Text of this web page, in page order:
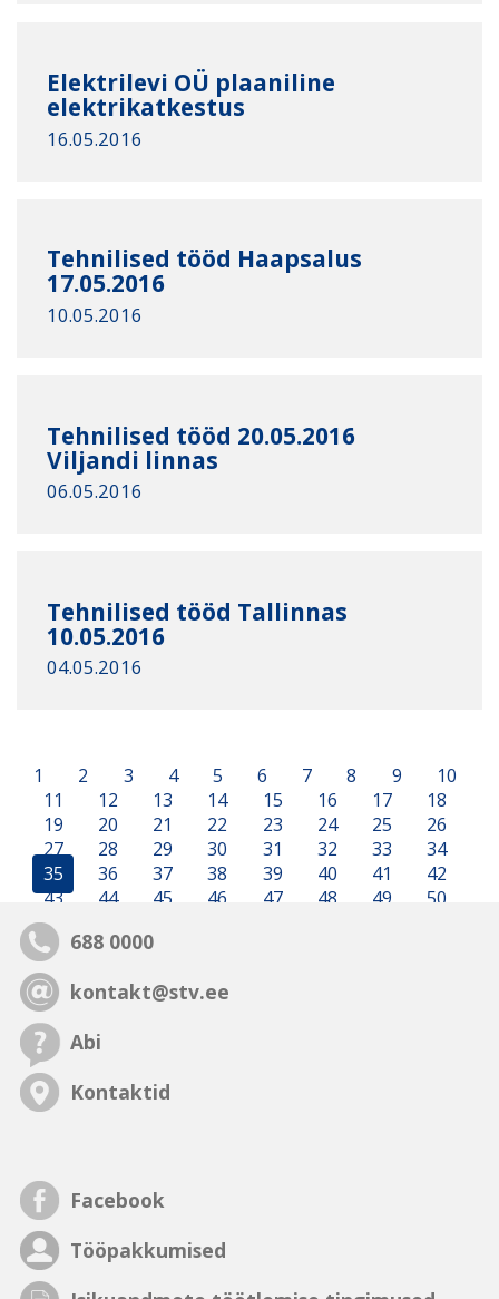
Elektrilevi OÜ plaaniline
elektrikatkestus
16.05.2016
Tehnilised tööd Haapsalus
17.05.2016
10.05.2016
Tehnilised tööd 20.05.2016
Viljandi linnas
06.05.2016
Tehnilised tööd Tallinnas
10.05.2016
04.05.2016
1 2 3 4 5 6 7 8 9
10
11
12 13 14 15 16 17
18
19
20 21 22 23 24 25
26
27
28 29 30 31 32 33
34
35
36 37 38 39 40 41
42
43
44 45 46 47 48 49 50
688 0000
kontakt@stv.ee
Abi
Kontaktid
Facebook
Tööpakkumised